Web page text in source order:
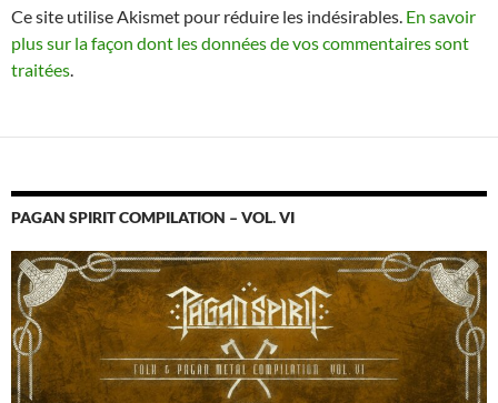
Ce site utilise Akismet pour réduire les indésirables. En savoir
plus sur la façon dont les données de vos commentaires sont
traitées.
PAGAN SPIRIT COMPILATION – VOL. VI